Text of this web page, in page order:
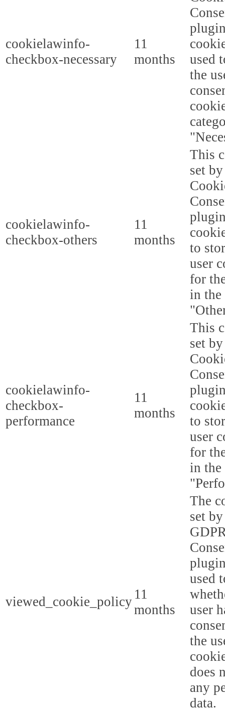
cookielawinfo-
checkbox-necessary
11
months
used
the
cookielawinfo-
checkbox-others
11
months
This
set
to
user
for
in the
cookielawinfo-
checkbox-
performance
11
months
This
set
to
user
for
in the
viewed_cookie_policy 11
months
The
set
used
user
the
does
any
data.